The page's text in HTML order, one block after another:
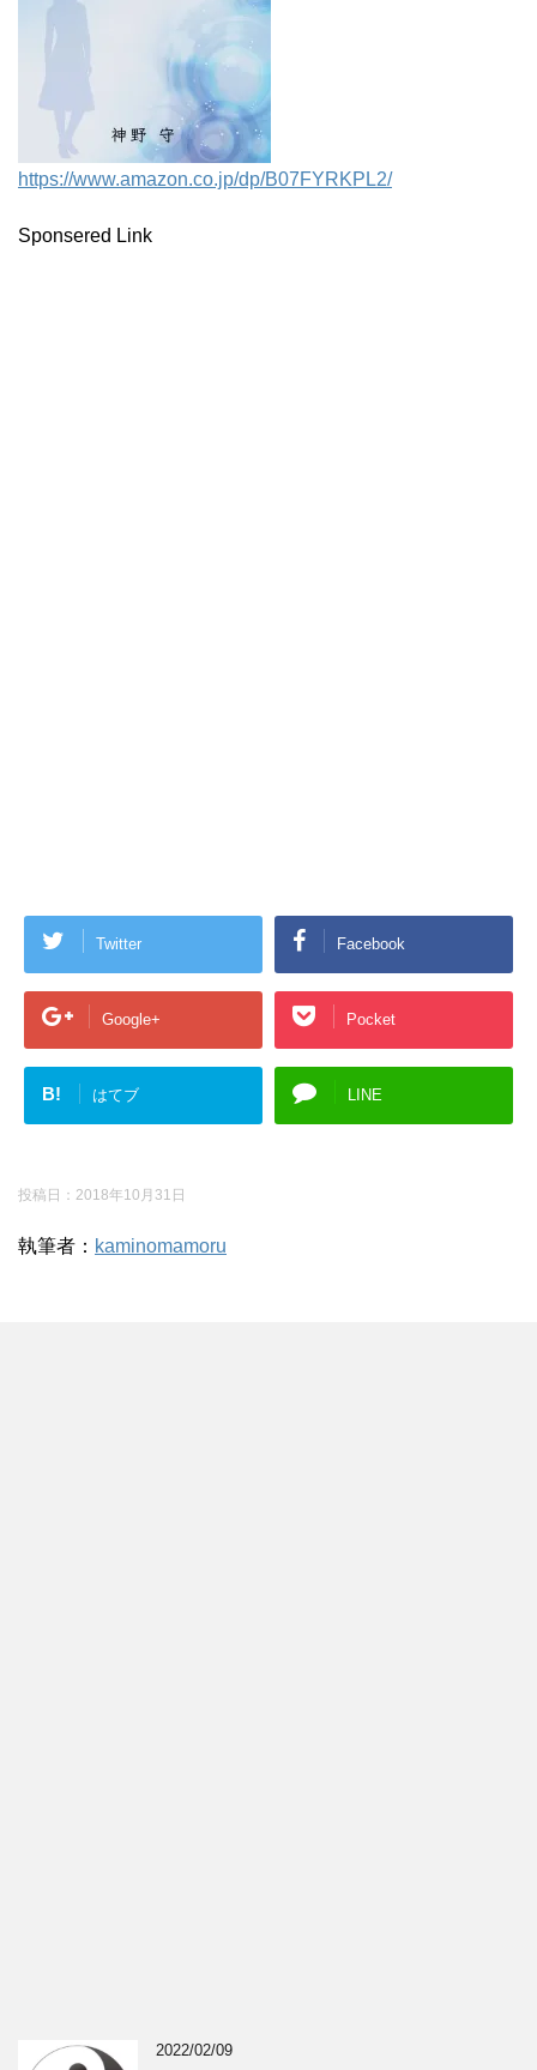
https://www.amazon.co.jp/dp/B07FYRKPL2/
Sponsered Link
Twitter Facebook
Google+ Pocket
B! はてブ LINE
投稿日： 2018年10月31日
執筆者： kaminomamoru
2022/02/09